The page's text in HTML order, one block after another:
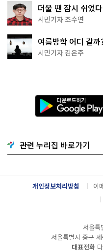
더울 땐 잠시 쉬었
·무더위쉼터까지
시민기자 조수연
여름방학 어디 갈
추천
시민기자 김은주
다
운
로
기
G
o
g
l
e
l
관련 누리집 바로가기
개인정보처리방침 이
서울특
서울특별시 중구
대표전화